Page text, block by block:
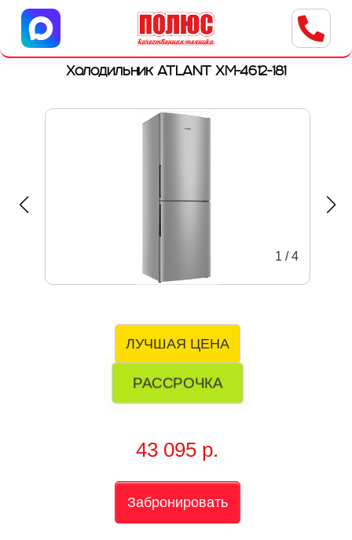
Центр бытовой техники
г. Ульяновск, ул. Пушкарева, 8a
Холодильник ATLANT ХМ-4612-181
1 /4
ЛУЧШАЯ ЦЕНА
РАССРОЧКА
43 095 р.
Забронировать